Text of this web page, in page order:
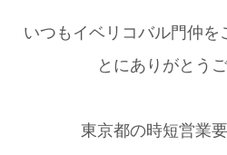
いつもイベリコバル門仲を
とにありがとう
東京都の時短営業